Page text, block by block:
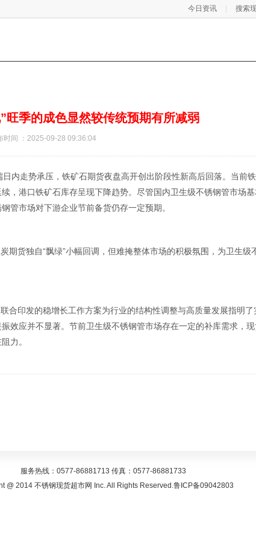
今日资讯 搜索
旺季的成色显然较传统预期有所减弱
时间 ：2025-09-28 09:36:04
内走势承压，铁矿石期货夜盘高开创出阶段性新高后回落。当前
，港口铁矿石库存呈现下降趋势。尽管国内卫生级不锈钢管市场基
管市场对下游企业节前备货仍存一定预期。
货独自“飘绿”小幅回调，但难掩整体市场的积极氛围，为卫生级
合印发的稳增长工作方案为行业的结构性调整与高质量发展指明
效应并不显著。节前卫生级不锈钢管市场存在一定的补库需求，
力。
服务热线：0577-86881713 传真：0577-86881733
@ 2014 不锈钢现货超市网 Inc. All Rights Reserved.鲁ICP备09042803